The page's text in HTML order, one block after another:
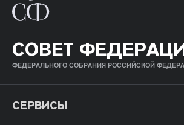
СОВЕТ
ФЕДЕРАЛЬНОГО СОБРАНИЯ РОССИЙСКОЙ
СЕРВИСЫ